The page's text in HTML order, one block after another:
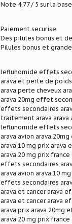
Note 4,77 / 5 sur la
Paiement securise
Des pilules bonus et
Pilules bonus et
leflunomide effets
arava et perte de
arava perte cheveux
arava 20mg effet
effets secondaires
traitement arava arava
leflunomide effets
arava avion arava
arava 10 mg prix
arava 20 mg prix
effets secondaires
arava avion arava 10
effets secondaires
arava et cancer arava
arava et cancer arava
arava prix arava 20mg
arava 20 mg prix